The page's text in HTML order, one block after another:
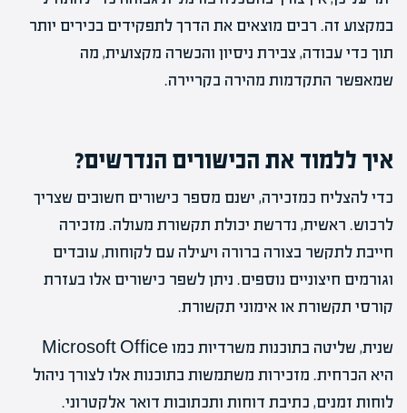
במקצוע זה. רבים מוצאים את הדרך לתפקידים בכירים יותר
תוך כדי עבודה, צבירת ניסיון והכשרה מקצועית, מה
שמאפשר התקדמות מהירה בקריירה.
איך ללמוד את הכישורים הנדרשים?
כדי להצליח כמזכירה, ישנם מספר כישורים חשובים שצריך
לרכוש. ראשית, נדרשת יכולת תקשורת מעולה. מזכירה
חייבת לתקשר בצורה ברורה ויעילה עם לקוחות, עובדים
וגורמים חיצוניים נוספים. ניתן לשפר כישורים אלו בעזרת
קורסי תקשורת או אימוני תקשורת.
שנית, שליטה בתוכנות משרדיות כמו Microsoft Office
היא הכרחית. מזכירות משתמשות בתוכנות אלו לצורך ניהול
לוחות זמנים, כתיבת דוחות ותכתובות דואר אלקטרוני.